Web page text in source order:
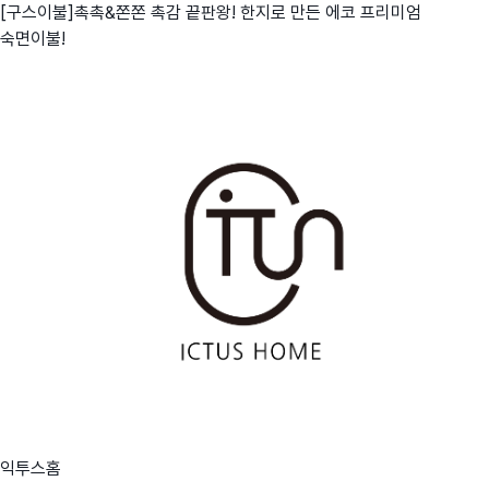
[구스이불]촉촉&쫀쫀 촉감 끝판왕! 한지로 만든 에코 프리미엄
숙면이불!
익투스홈